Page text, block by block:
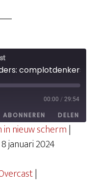
00:00 / 29:54
ABONNEREN DELEN
Overcast
nieuw scherm|
januari 2024
|